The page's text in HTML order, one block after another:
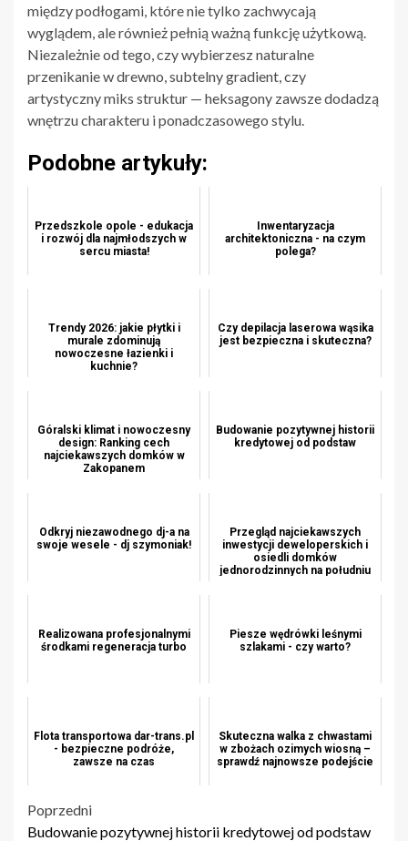
między podłogami, które nie tylko zachwycają
wyglądem, ale również pełnią ważną funkcję użytkową.
Niezależnie od tego, czy wybierzesz naturalne
przenikanie w drewno, subtelny gradient, czy
artystyczny miks struktur — heksagony zawsze dodadzą
wnętrzu charakteru i ponadczasowego stylu.
Podobne artykuły:
Przedszkole opole - edukacja
i rozwój dla najmłodszych w
sercu miasta!
Inwentaryzacja
architektoniczna - na czym
polega?
Trendy 2026: jakie płytki i
murale zdominują
nowoczesne łazienki i
kuchnie?
Czy depilacja laserowa wąsika
jest bezpieczna i skuteczna?
Góralski klimat i nowoczesny
design: Ranking cech
najciekawszych domków w
Zakopanem
Budowanie pozytywnej historii
kredytowej od podstaw
Odkryj niezawodnego dj-a na
swoje wesele - dj szymoniak!
Przegląd najciekawszych
inwestycji deweloperskich i
osiedli domków
jednorodzinnych na południu
Realizowana profesjonalnymi
środkami regeneracja turbo
Piesze wędrówki leśnymi
szlakami - czy warto?
Flota transportowa dar-trans.pl
- bezpieczne podróże,
zawsze na czas
Skuteczna walka z chwastami
w zbożach ozimych wiosną –
sprawdź najnowsze podejście
Nawigacja
Poprzedni
Budowanie pozytywnej historii kredytowej od podstaw